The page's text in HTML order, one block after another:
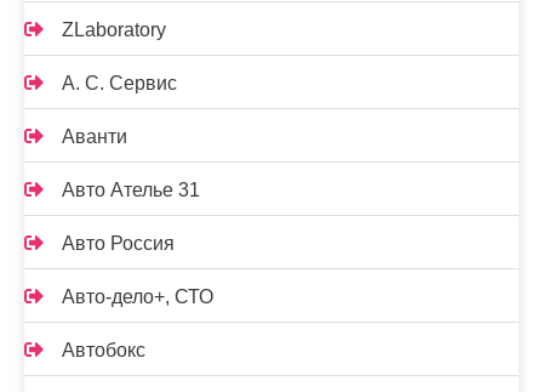
ZLaboratory
А. С. Сервис
Аванти
Авто Ателье 31
Авто Россия
Авто-дело+, СТО
Автобокс